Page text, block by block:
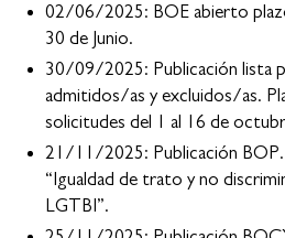
02/06/2025: BOE abierto
30 de Junio.
30/09/2025: Publicación lista
admitidos/as y excluidos/as.
solicitudes del 1 al 16 de
21/11/2025: Publicación
“Igualdad de trato y no
LGTBI”.